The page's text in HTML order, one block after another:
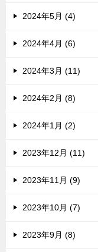
2024年5月 (4)
2024年4月 (6)
2024年3月 (11)
2024年2月 (8)
2024年1月 (2)
2023年12月 (11)
2023年11月 (9)
2023年10月 (7)
2023年9月 (8)